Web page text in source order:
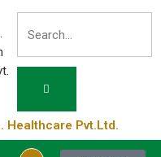
Healthcare Pvt.Ltd.